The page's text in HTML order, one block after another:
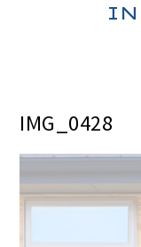
家づくりのコン
アフターサービ
施工事例 /
IMG_0428